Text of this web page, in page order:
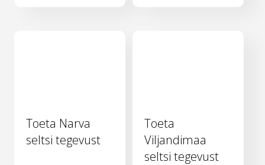
Toeta Narva
seltsi tegevust
Toeta
Viljandimaa
seltsi tegevust